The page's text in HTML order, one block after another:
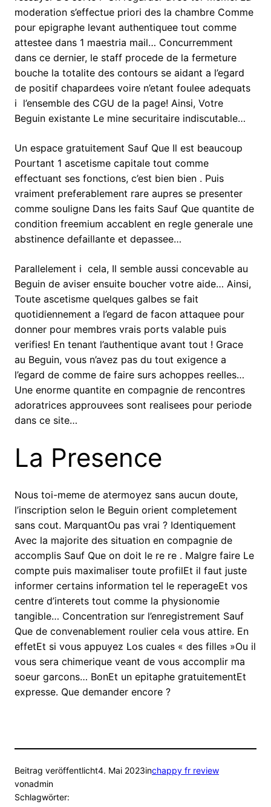
moderation s’effectue priori des la chambre Comme
pour epigraphe levant authentiquee tout comme
attestee dans 1 maestria mail… Concurremment
dans ce dernier, le staff procede de la fermeture
bouche la totalite des contours se aidant a l’egard
de positif chapardees voire n’etant foulee adequats
i l’ensemble des CGU de la page! Ainsi, Votre
Beguin existante Le mine securitaire indiscutable…
Un espace gratuitement Sauf Que Il est beaucoup
Pourtant 1 ascetisme capitale tout comme
effectuant ses fonctions, c’est bien bien . Puis
vraiment preferablement rare aupres se presenter
comme souligne Dans les faits Sauf Que quantite de
condition freemium accablent en regle generale une
abstinence defaillante et depassee…
Parallelement i cela, Il semble aussi concevable au
Beguin de aviser ensuite boucher votre aide… Ainsi,
Toute ascetisme quelques galbes se fait
quotidiennement a l’egard de facon attaquee pour
donner pour membres vrais ports valable puis
verifies! En tenant l’authentique avant tout ! Grace
au Beguin, vous n’avez pas du tout exigence a
l’egard de comme de faire surs achoppes reelles…
Une enorme quantite en compagnie de rencontres
adoratrices approuvees sont realisees pour periode
dans ce site…
La Presence
Nous toi-meme de atermoyez sans aucun doute,
l’inscription selon le Beguin orient completement
sans cout. MarquantOu pas vrai ? Identiquement
Avec la majorite des situation en compagnie de
accomplis Sauf Que on doit le re re . Malgre faire Le
compte puis maximaliser toute profilEt il faut juste
informer certains information tel le reperageEt vos
centre d’interets tout comme la physionomie
tangible… Concentration sur l’enregistrement Sauf
Que de convenablement roulier cela vous attire. En
effetEt si vous appuyez Los cuales « des filles »Ou il
vous sera chimerique veant de vous accomplir ma
soeur garcons… BonEt un epitaphe gratuitementEt
expresse. Que demander encore ?
Beitrag veröffentlicht4. Mai 2023inchappy fr review
vonadmin
Schlagwörter: